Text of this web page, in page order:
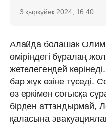
3 қыркүйек 2024, 16:40
Алайда болашақ
өміріндегі бұралаң
жетелегендей
бар жүк өзіне түседі.
өз еркімен соғысқа
бірден аттандырмай,
қаласына